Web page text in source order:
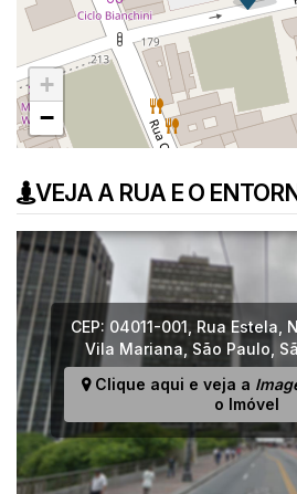
+
−
VEJA A RUA E O
CEP: 04011-001 Rua Estela
Vila Mariana São Paulo
Clique aqui e veja a
o Imóvel